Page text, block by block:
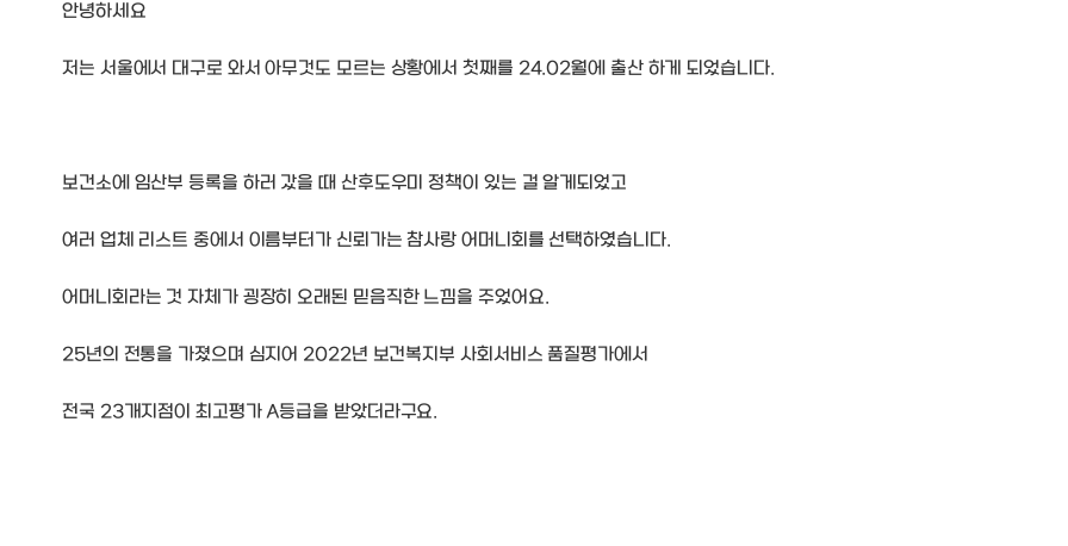
안녕하세요
저는 서울에서 대구로 와서 아무것도 모르는 상황에서 첫째를 24.02월에 출산 하게 되었습니다.
보건소에 임산부 등록을 하러 갔을 때 산후도우미 정책이 있는 걸 알게되었고
여러 업체 리스트 중에서 이름부터가 신뢰가는 참사랑 어머니회를 선택하였습니다.
어머니회라는 것 자체가 굉장히 오래된 믿음직한 느낌을 주었어요.
25년의 전통을 가졌으며 심지어 2022년 보건복지부 사회서비스 품질평가에서
전국 23개지점이 최고평가 A등급을 받았더라구요.